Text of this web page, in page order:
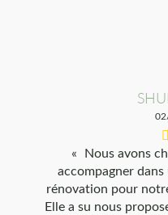
Nous avons
accompagner
rénovation pour
Elle a su nous